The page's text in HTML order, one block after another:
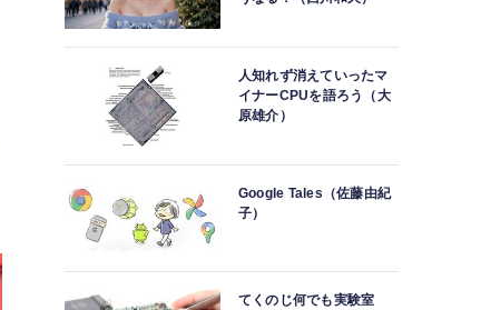
人知れず消えていったマ
イナーCPUを語ろう（大
原雄介）
Google Tales（佐藤由紀
子）
てくのじ何でも実験室